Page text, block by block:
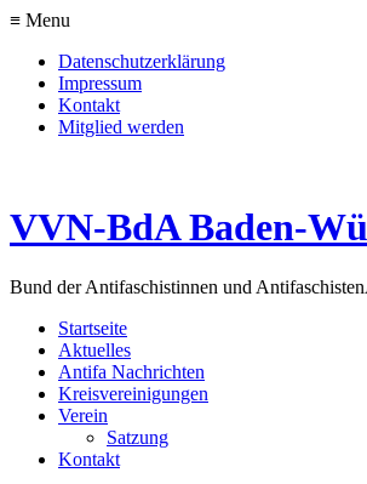
≡ Menu
Datenschutzerklärung
Impressum
Kontakt
Mitglied werden
VVN-BdA Baden-
Bund der Antifaschistinnen und Antifaschisten
Startseite
Aktuelles
Antifa Nachrichten
Kreisvereinigungen
Verein
Satzung
Kontakt